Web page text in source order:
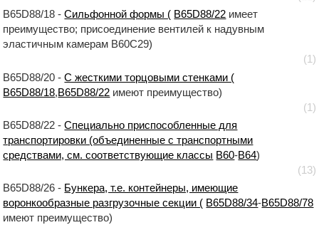
B65D88/18 -Сильфонной формы ( B65D88/22 имеет
преимущество; присоединение вентилей к надувным
эластичным камерам B60C29)
(1)
B65D88/20 -С жесткими торцовыми стенками (
B65D88/18,B65D88/22 имеют преимущество)
(1)
B65D88/22 -Специально приспособленные для
транспортировки (объединенные с транспортными
средствами, см. соответствующие классы B60-B64)
(13)
B65D88/26 - Бункера, т.е. контейнеры, имеющие
воронкообразные разгрузочные секции ( B65D88/34-B65D88/78
имеют преимущество)